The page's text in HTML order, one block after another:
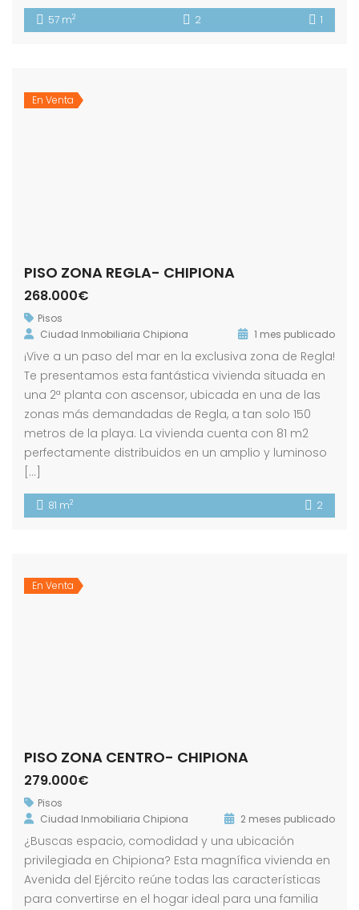
57 m2 2 1
En Venta
PISO ZONA REGLA- CHIPIONA
268.000€
Pisos
Ciudad Inmobiliaria Chipiona
1 mes publicado
¡Vive a un paso del mar en la exclusiva zona de Regla!
Te presentamos esta fantástica vivienda situada en
una 2ª planta con ascensor, ubicada en una de las
zonas más demandadas de Regla, a tan solo 150
metros de la playa. La vivienda cuenta con 81 m2
perfectamente distribuidos en un amplio y luminoso
[…]
81 m2 2
En Venta
PISO ZONA CENTRO- CHIPIONA
279.000€
Pisos
Ciudad Inmobiliaria Chipiona
2 meses publicado
¿Buscas espacio, comodidad y una ubicación
privilegiada en Chipiona? Esta magnífica vivienda en
Avenida del Ejército reúne todas las características
para convertirse en el hogar ideal para una familia